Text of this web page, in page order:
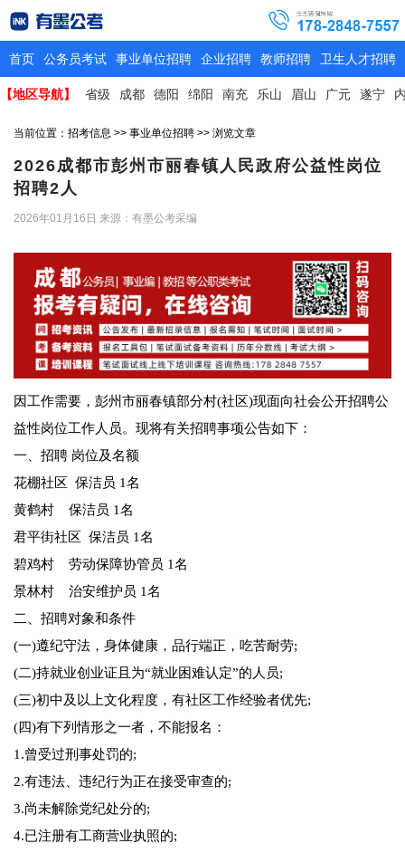
首页 公务员考试 事业单位招聘 企业招聘 教师招聘 卫生人才招聘
【地区导航】 省级 成都 德阳 绵阳 南充 乐山 眉山 广元 遂宁
当前位置： 招考信息 >> 事业单位招聘 >> 浏览文章
2026成都市彭州市丽春镇人民政府公益性岗位
招聘2人
2026年01月16日 来源：有墨公考采编
因工作需要，彭州市丽春镇部分村(社区)现面向社会公开招聘公
益性岗位工作人员。现将有关招聘事项公告如下：
一、招聘 岗位及名额
花棚社区 保洁员 1名
黄鹤村 保洁员 1名
君平街社区 保洁员 1名
碧鸡村 劳动保障协管员 1名
景林村 治安维护员 1名
二、招聘对象和条件
(一)遵纪守法，身体健康，品行端正，吃苦耐劳;
(二)持就业创业证且为“就业困难认定”的人员;
(三)初中及以上文化程度，有社区工作经验者优先;
(四)有下列情形之一者，不能报名：
1.曾受过刑事处罚的;
2.有违法、违纪行为正在接受审查的;
3.尚未解除党纪处分的;
4.已注册有工商营业执照的;